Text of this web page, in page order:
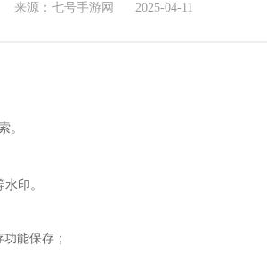
来源：七号手游网 2025-04-11
。
印。
能保存；